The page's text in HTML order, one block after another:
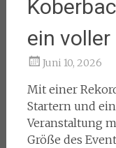
ein voller
Juni 10, 2026
Mit einer
Startern und
Veranstaltung
Größe des